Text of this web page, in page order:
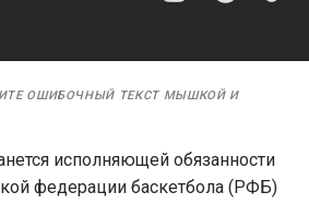
ОШИБОЧНЫЙ ТЕКСТ МЫШКОЙ И
исполняющей обязанности
федерации баскетбола (РФБ)